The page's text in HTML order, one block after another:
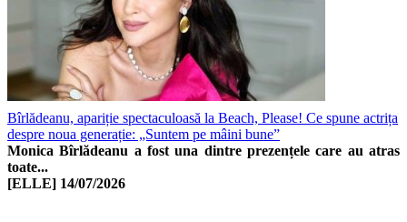
Bîrlădeanu, apariție spectaculoasă la Beach, Please! Ce spune actrița
despre noua generație: „Suntem pe mâini bune”
Monica Bîrlădeanu a fost una dintre prezențele care au atras
toate...
[ELLE] 14/07/2026